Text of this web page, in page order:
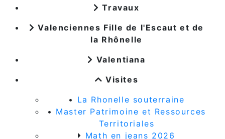
Travaux
Valenciennes Fille de l'Escaut et de
la Rhônelle
Valentiana
Visites
• La Rhonelle souterraine
• Master Patrimoine et Ressources
Territoriales
Math en jeans 2026